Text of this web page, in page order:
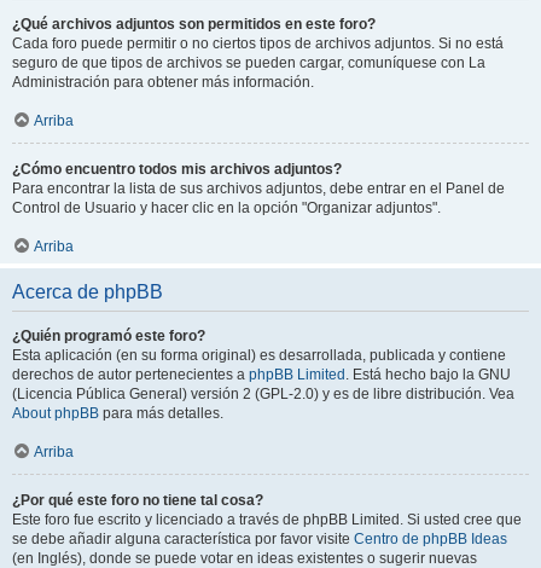
¿Qué archivos adjuntos son permitidos en este foro?
Cada foro puede permitir o no ciertos tipos de archivos adjuntos. Si no está
seguro de que tipos de archivos se pueden cargar, comuníquese con La
Administración para obtener más información.
Arriba
¿Cómo encuentro todos mis archivos adjuntos?
Para encontrar la lista de sus archivos adjuntos, debe entrar en el Panel de
Control de Usuario y hacer clic en la opción "Organizar adjuntos".
Arriba
Acerca de phpBB
¿Quién programó este foro?
Esta aplicación (en su forma original) es desarrollada, publicada y contiene
derechos de autor pertenecientes a phpBB Limited . Está hecho bajo la GNU
(Licencia Pública General) versión 2 (GPL-2.0) y es de libre distribución. Vea
About phpBB para más detalles.
Arriba
¿Por qué este foro no tiene tal cosa?
Este foro fue escrito y licenciado a través de phpBB Limited. Si usted cree que
se debe añadir alguna característica por favor visite Centro de phpBB Ideas
(en Inglés), donde se puede votar en ideas existentes o sugerir nuevas